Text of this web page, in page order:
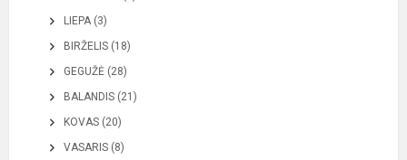
LIEPA (3)
BIRŽELIS (18)
GEGUŽĖ (28)
BALANDIS (21)
KOVAS (20)
VASARIS (8)